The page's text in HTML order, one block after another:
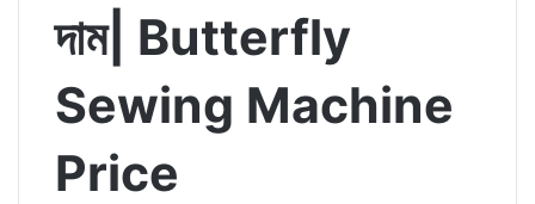
দাম| Butterfly
Sewing Machine
Price